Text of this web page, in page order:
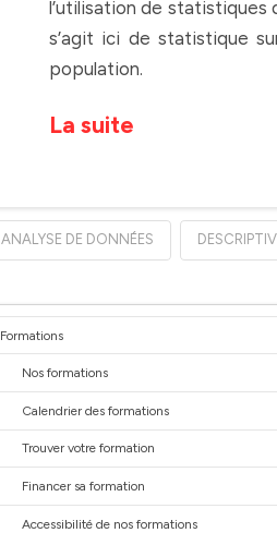
l’utilisation de statistiques
s’agit ici de statistique
population.
La suite
ANALYSE DE DONNÉES
Formations
Nos formations
Calendrier des formations
Trouver votre formation
Financer sa formation
Accessibilité de nos formations